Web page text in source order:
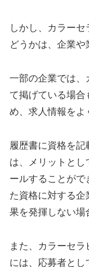
しかし、カラー
どうかは、企業や
一部の企業では、
て掲げている場合
め、求人情報をよ
履歴書に資格を
は、メリットと
ールすることがで
た資格に対する企
果を発揮しない場
また、カラーセ
には、応募者とし